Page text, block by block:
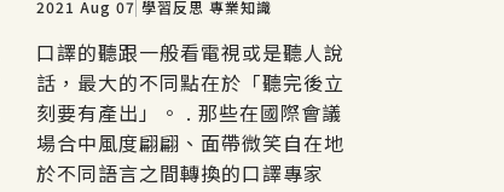
2021 Aug 07 學習反思 專業知識
口譯的聽跟一般看電視或是聽人說
話，最大的不同點在於「聽完後立
刻要有產出」。 . 那些在國際會議
場合中風度翩翩、面帶微笑自在地
於不同語言之間轉換的口譯專家